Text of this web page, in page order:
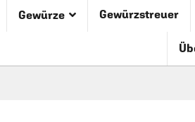
Gewürze Gewürzstreuer